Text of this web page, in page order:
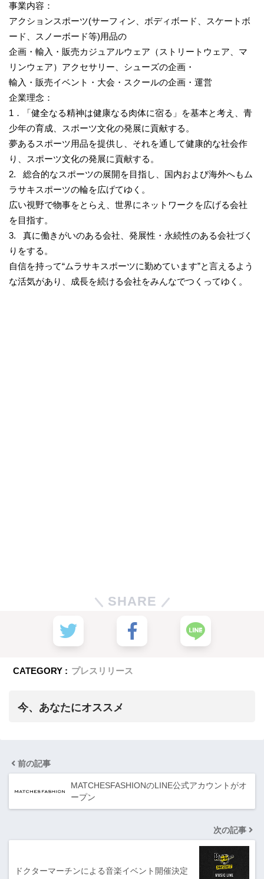
事業内容：
アクションスポーツ(サーフィン、ボディボード、スケートボ
ード、スノーボード等)用品の
企画・輸入・販売カジュアルウェア（ストリートウェア、マ
リンウェア）アクセサリー、シューズの企画・
輸入・販売イベント・大会・スクールの企画・運営
企業理念：
1．「健全なる精神は健康なる肉体に宿る」を基本と考え、青
少年の育成、スポーツ文化の発展に貢献する。
夢あるスポーツ用品を提供し、それを通して健康的な社会作
り、スポーツ文化の発展に貢献する。
2. 総合的なスポーツの展開を目指し、国内および海外へもム
ラサキスポーツの輪を広げてゆく。
広い視野で物事をとらえ、世界にネットワークを広げる会社
を目指す。
3. 真に働きがいのある会社、発展性・永続性のある会社づく
りをする。
自信を持って“ムラサキスポーツに勤めています”と言えるよう
な活気があり、成長を続ける会社をみんなでつくってゆく。
SHARE
CATEGORY : プレスリリース
今、あなたにオススメ
前の記事
MATCHESFASHIONのLINE公式アカウントがオ
ープン
次の記事
ドクターマーチンによる音楽イベント開催決定